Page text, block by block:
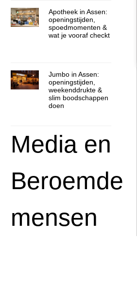
Apotheek in Assen:
openingstijden,
spoedmomenten &
wat je vooraf checkt
Jumbo in Assen:
openingstijden,
weekenddrukte &
slim boodschappen
doen
Media en
Beroemde
mensen